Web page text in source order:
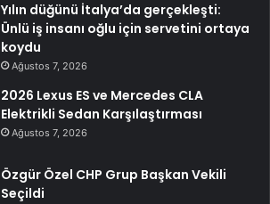
Yılın düğünü İtalya’da gerçekleşti:
Ünlü iş insanı oğlu için servetini ortaya
koydu
Ağustos 7, 2026
2026 Lexus ES ve Mercedes CLA
Elektrikli Sedan Karşılaştırması
Ağustos 7, 2026
Özgür Özel CHP Grup Başkan Vekili
Seçildi